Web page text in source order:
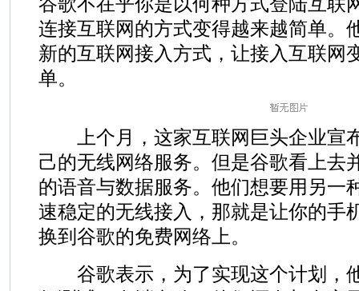
连接互联网的方式变得越来越简单。
新的互联网接入方式，让接入互联网
单。
上个月，这家互联网巨头企业宣
己的无线网络服务。但是谷歌看上去
的语音与数据服务。他们想要用另一
速稳定的无线接入，那就是让你的手
换到谷歌的免费网络上。
谷歌表示，为了实现这个计划，